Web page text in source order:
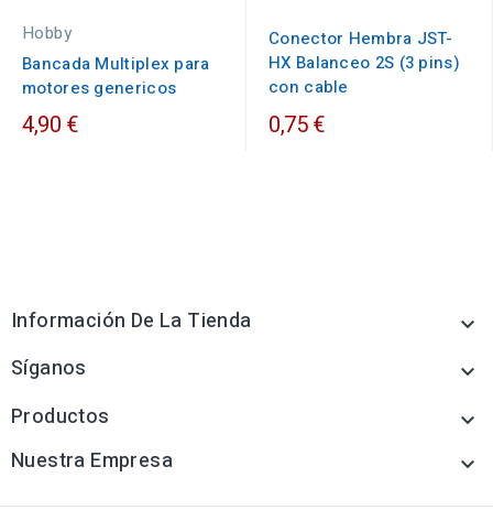
Hobby
Bancada Multiplex para
motores genericos
4,90 €
Conector Hembra JST-
HX Balanceo 2S (3 pins)
con cable
0,75 €
Información De La Tienda 
Síganos 
Productos 
Nuestra Empresa 